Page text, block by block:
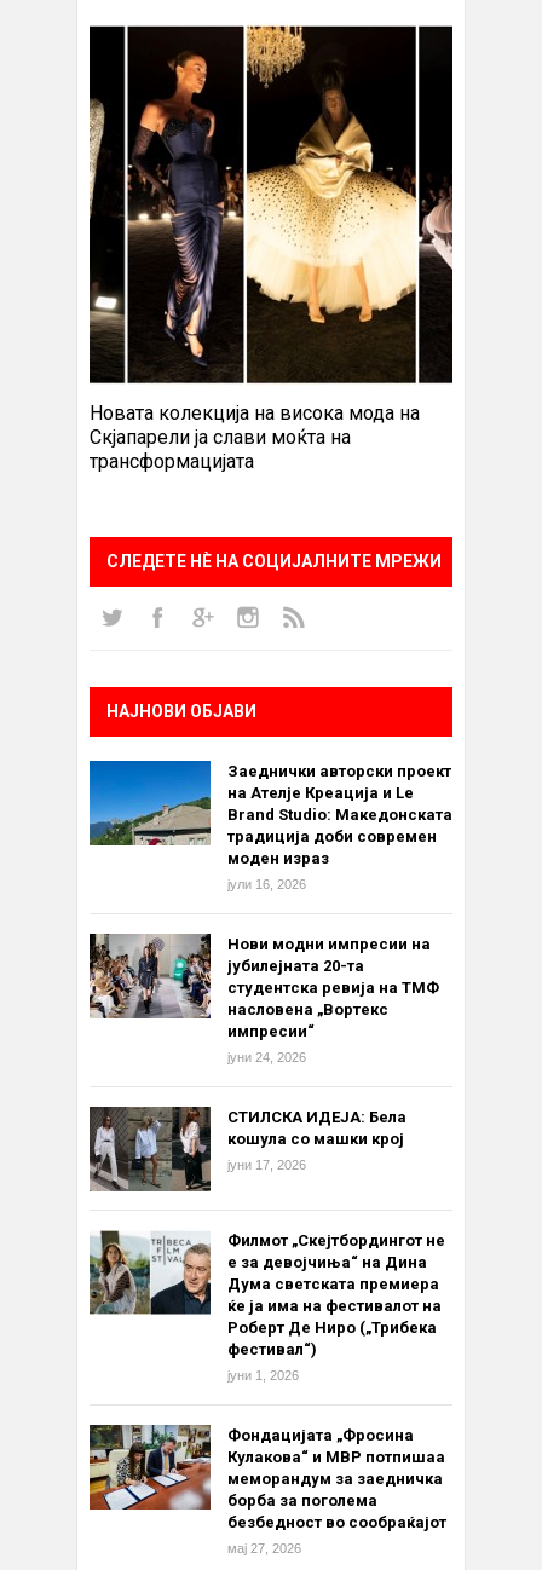
Новата колекција на висока мода на
Скјапарели ја слави моќта на
трансформацијата
СЛЕДЕТЕ НÈ НА СОЦИЈАЛНИТЕ МРЕЖИ
НАЈНОВИ ОБЈАВИ
Заеднички авторски проект
на Ателје Креација и Le
Brand Studio: Македонската
традиција доби современ
моден израз
јули 16, 2026
Нови модни импресии на
јубилејната 20-та
студентска ревија на ТМФ
насловена „Вортекс
импресии“
јуни 24, 2026
СТИЛСКА ИДЕЈА: Бела
кошула со машки крој
јуни 17, 2026
Филмот „Скејтбордингот не
е за девојчиња“ на Дина
Дума светската премиера
ќе ја има на фестивалот на
Роберт Де Ниро („Трибека
фестивал“)
јуни 1, 2026
Фондацијата „Фросина
Кулакова“ и МВР потпишаа
меморандум за заедничка
борба за поголема
безбедност во сообраќајот
мај 27, 2026